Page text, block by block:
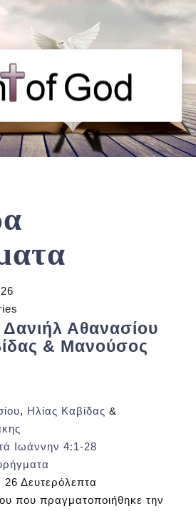
Αθανασίου
& Μανούσος
, Ηλίας Καβίδας &
Ιωάννην 4:1-28
26 Δευτερόλεπτα
που πραγματοποιήθηκε την